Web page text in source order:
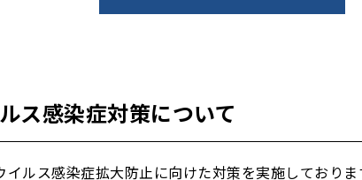
ス感染症対策について
ルス感染症拡大防止に向けた対策を実施しておりま